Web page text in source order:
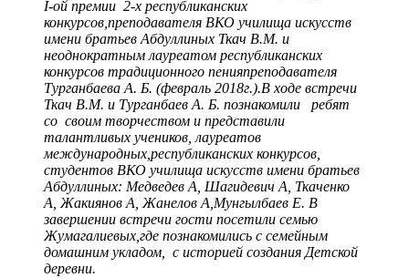
І-ой премии 2-х республиканских
конкурсов,преподавателя ВКО училища искусств
имени братьев Абдуллиных Ткач В.М. и
неоднократным лауреатом республиканских
конкурсов традиционного пенияпреподавателя
Турганбаева А. Б. (февраль 2018г.).В ходе встречи
Ткач В.М. и Турганбаев А. Б. познакомили ребят
со своим творчеством и представили
талантливых учеников, лауреатов
международных,республиканских конкурсов,
студентов ВКО училища искусств имени братьев
Абдуллиных: Медведев А, Шагидевич А, Ткаченко
А, Жакиянов А, Жанелов А,Мунгылбаев Е. В
завершении встречи гости посетили семью
Жумагалиевых,где познакомились с семейным
домашним укладом, с историей создания Детской
деревни.